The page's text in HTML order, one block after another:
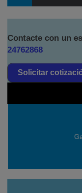
Contacte con un
24762868
Solicitar